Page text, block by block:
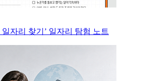
일자리 찾기’ 일자리 탐험 노트